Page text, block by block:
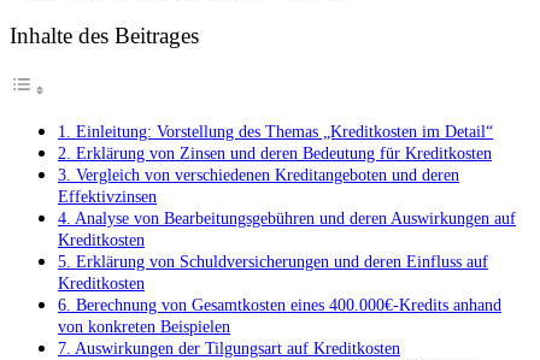
Inhalte des Beitrages
1. Einleitung: Vorstellung des Themas „Kreditkosten im ‍Detail“
2. Erklärung von Zinsen ⁣und deren Bedeutung für Kreditkosten
3. Vergleich von verschiedenen Kreditangeboten ‍und deren
Effektivzinsen
4. Analyse ⁢von Bearbeitungsgebühren und deren ‍Auswirkungen auf
⁤Kreditkosten
5. Erklärung von Schuldversicherungen und⁢ deren‍ Einfluss auf​
Kreditkosten
6. Berechnung von Gesamtkosten eines⁤ 400.000€-Kredits anhand
von‍ konkreten Beispielen
7. Auswirkungen⁤ der Tilgungsart auf⁤ Kreditkosten